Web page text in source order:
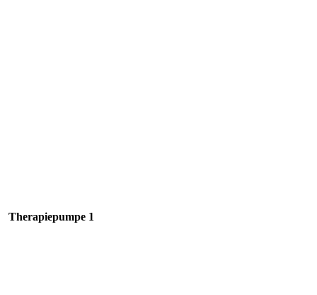
Therapiepumpe 1